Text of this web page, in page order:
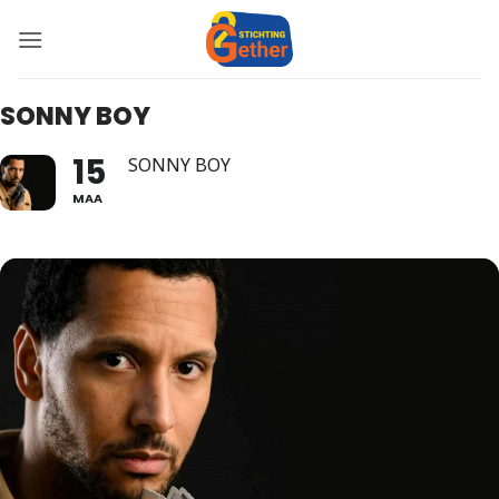
naar
SONNY BOY
15
MAA
SONNY BOY